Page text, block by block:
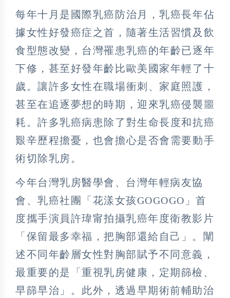
每年十月是國際乳癌防治月，乳癌長年佔
據女性好發癌症之首，隨著生活習慣及飲
食型態改變，台灣罹患乳癌的年齡已逐年
下修，甚至好發年齡比歐美國家年輕了十
歲。讓許多女性在職場衝刺、家庭照護，
甚至在追逐夢想的時期，迎來乳癌侵襲噩
耗。許多乳癌病患除了對生命長度和抗癌
艱辛歷程擔憂，也會擔心是否會需要動手
術切除乳房。
今年台灣乳房醫學會、台灣年輕病友協
會、乳癌社團「花漾女孩GOGOGO」首
度攜手演員許瑋甯拍攝乳癌年度衛教影片
「保留最多幸福，把胸部還給自己」。闡
述不同年齡層女性對胸部賦予不同意義，
最重要的是「重視乳房健康，定期篩檢、
早篩早治」。此外，透過早期術前輔助治